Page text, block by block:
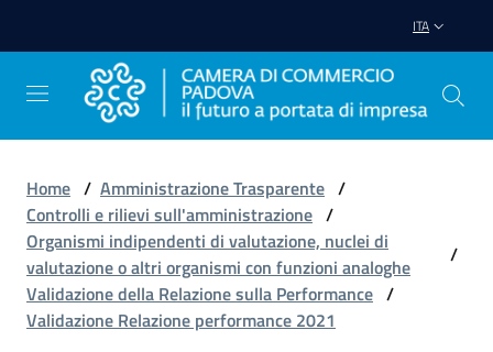
ITA
Avviare
Impresa
Gestire
Home / Amministrazione Trasparente /
Controlli e rilievi sull'amministrazione /
Organismi indipendenti di valutazione, nuclei di
valutazione o altri organismi con funzioni analoghe
/
Validazione della Relazione sulla Performance /
Validazione Relazione performance 2021